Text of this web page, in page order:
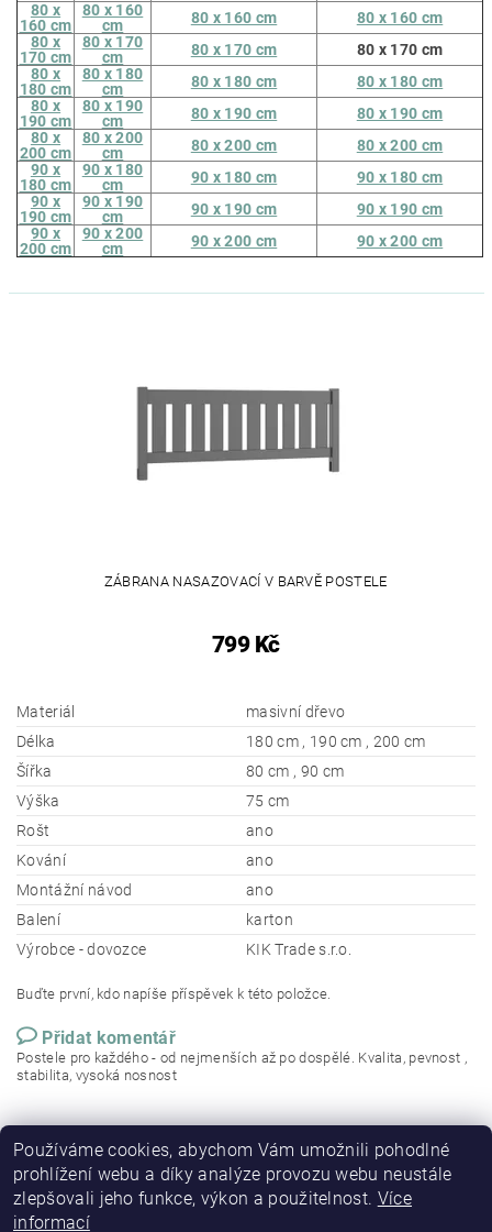
80 x
160 cm
80 x 160
cm
80 x 160 cm
80 x 160 cm
80 x
170 cm
80 x 170
cm
80 x 170 cm
80 x 170 cm
80 x
180 cm
80 x 180
cm
80 x 180 cm
80 x 180 cm
80 x
190 cm
80 x 190
cm
80 x 190 cm
80 x 190 cm
80 x
200 cm
80 x 200
cm
80 x 200 cm
80 x 200 cm
90 x
180 cm
90 x 180
cm
90 x 180 cm
90 x 180 cm
90 x
190 cm
90 x 190
cm
90 x 190 cm
90 x 190 cm
90 x
200 cm
90 x 200
cm
90 x 200 cm 90 x 200 cm
ZÁBRANA NASAZOVACÍ V BARVĚ POSTELE
799 Kč
Materiál
masivní dřevo
Délka
180 cm , 190 cm , 200 cm
Šířka
80 cm , 90 cm
Výška
75 cm
Rošt
ano
Kování
ano
Montážní návod
ano
Balení
karton
Výrobce - dovozce
KIK Trade s.r.o.
Buďte první, kdo napíše příspěvek k této položce.
Přidat komentář
Postele pro každého - od nejmenších až po dospělé. Kvalita, pevnost ,
stabilita, vysoká nosnost
Používáme cookies, abychom Vám umožnili pohodlné
prohlížení webu a díky analýze provozu webu neustále
zlepšovali jeho funkce, výkon a použitelnost. Více
informací